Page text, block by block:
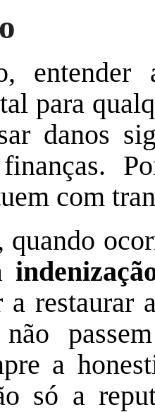
para
danos
com
a restaurar
não
a
só a